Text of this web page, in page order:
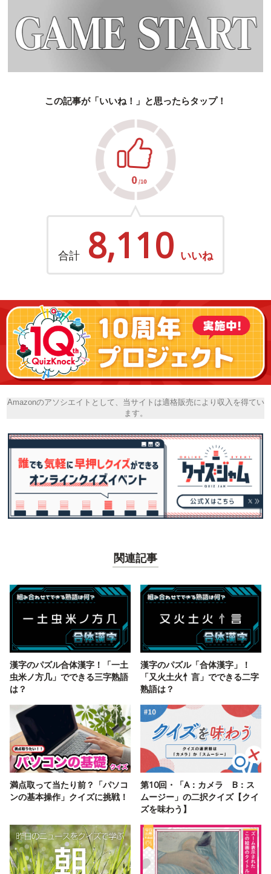
この記事が「いいね！」と思ったらタップ！
合計 8,110 いいね
Amazonのアソシエイトとして、当サイトは適格販売により収入を得てい
ます。
関連記事
漢字のパズル合体漢字！「一土
虫米ノ方几」でできる三字熟語
は？
漢字のパズル「合体漢字」！
「又火土火忄言」でできる二字
熟語は？
満点取って当たり前？「パソコ
ンの基本操作」クイズに挑戦！
第10回・「A：カメラ B：ス
ムージー」の二択クイズ【クイ
ズを味わう】